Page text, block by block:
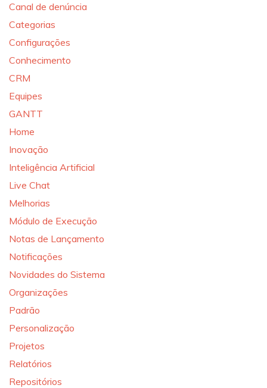
Canal de denúncia
Categorias
Configurações
Conhecimento
CRM
Equipes
GANTT
Home
Inovação
Inteligência Artificial
Live Chat
Melhorias
Módulo de Execução
Notas de Lançamento
Notificações
Novidades do Sistema
Organizações
Padrão
Personalização
Projetos
Relatórios
Repositórios